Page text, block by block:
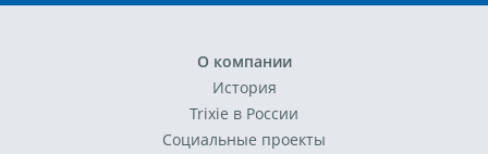
О компании
История
Trixie в России
Социальные проекты